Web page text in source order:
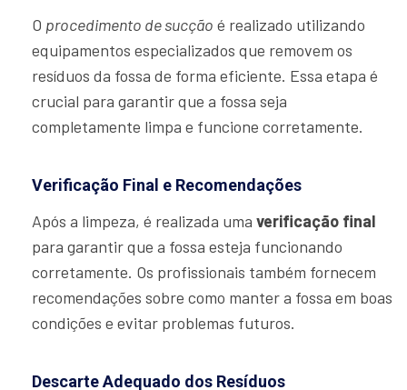
O procedimento de sucção é realizado utilizando
equipamentos especializados que removem os
resíduos da fossa de forma eficiente. Essa etapa é
crucial para garantir que a fossa seja
completamente limpa e funcione corretamente.
Verificação Final e Recomendações
Após a limpeza, é realizada uma verificação final
para garantir que a fossa esteja funcionando
corretamente. Os profissionais também fornecem
recomendações sobre como manter a fossa em boas
condições e evitar problemas futuros.
Descarte Adequado dos Resíduos